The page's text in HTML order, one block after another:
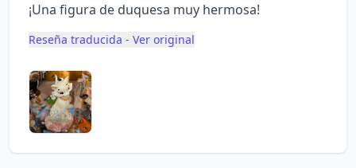
¡Una figura de duquesa muy hermosa!
Reseña traducida - Ver original